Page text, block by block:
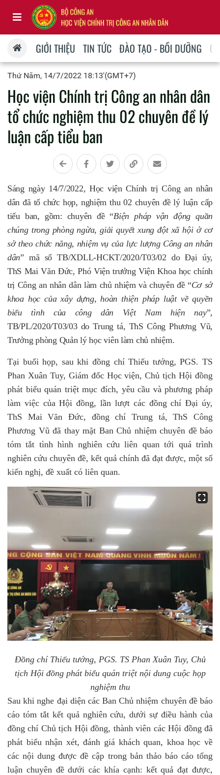
GIỚI THIỆU TIN TỨC ĐÀO TẠO - BỒI DƯỠNG
Thứ Năm, 14/7/2022 18:13'(GMT+7)
Học viện Chính trị Công an nhân dân
tổ chức nghiệm thu 02 chuyên đề lý
luận cấp tiểu ban
Sáng ngày 14/7/2022, Học viện Chính trị Công an nhân
dân đã tổ chức họp, nghiệm thu 02 chuyên đề lý luận cấp
tiểu ban, gồm: chuyên đề “Biện pháp vận động quần
chúng trong phòng ngừa, giải quyết xung đột xã hội ở cơ
sở theo chức năng, nhiệm vụ của lực lượng Công an nhân
dân” mã sốTB/XDLL-HCKT/2020/T03/02 do Đại úy,
ThS Mai Văn Đức, Phó Viện trưởng Viện Khoa học chính
trị Công an nhân dân làm chủ nhiệm và chuyên đề “Cơ sở
khoa học của xây dựng, hoàn thiện pháp luật về quyền
biểu tình của công dân Việt Nam hiện nay”,
TB/PL/2020/T03/03 do Trung tá, ThS Công Phương Vũ,
Trưởng phòng Quản lý học viên làm chủ nhiệm.
Tại buổi họp, sau khi đồng chí Thiếu tướng, PGS. TS
Phan Xuân Tuy, Giám đốc Học viện, Chủ tịch Hội đồng
phát biểu quán triệt mục đích, yêu cầu và phương pháp
làm việc của Hội đồng, lần lượt các đồng chí Đại úy,
ThS Mai Văn Đức, đồng chí Trung tá, ThS Công
Phương Vũ đã thay mặt Ban Chủ nhiệm chuyên đề báo
tóm tắt tình hình nghiên cứu liên quan tới quá trình
nghiên cứu chuyên đề, kết quả chính đã đạt được, một số
kiến nghị, đề xuất có liên quan.
Đồng chí Thiếu tướng, PGS. TS Phan Xuân Tuy, Chủ
tịch Hội đồng phát biểu quán triệt nội dung cuộc họp
nghiệm thu
Sau khi nghe đại diện các Ban Chủ nhiệm chuyên đề báo
cáo tóm tắt kết quả nghiên cứu, dưới sự điều hành của
đồng chí Chủ tịch Hội đồng, thành viên các Hội đồng đã
phát biểu nhận xét, đánh giá khách quan, khoa học về
các nội dung được đề cập trong bản thảo báo cáo tổng
luận chuyên đề dưới các khía cạnh: kết quả đạt được,